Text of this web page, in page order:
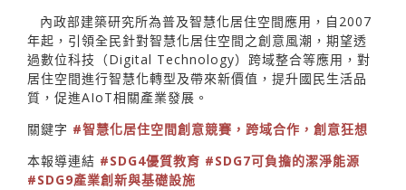
內政部建築研究所為普及智慧化居住空間應用，自2007
年起，引領全民針對智慧化居住空間之創意風潮，期望透
過數位科技（Digital Technology）跨域整合等應用，對
居住空間進行智慧化轉型及帶來新價值，提升國民生活品
質，促進AIoT相關產業發展。
關鍵字 #智慧化居住空間創意競賽，跨域合作，創意狂想
本報導連結 #SDG4優質教育 #SDG7可負擔的潔淨能源
#SDG9產業創新與基礎設施